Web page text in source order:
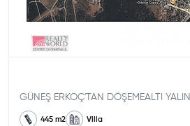
GÜNEŞ ERKOÇ'TAN DÖŞEMEALTI
445 m2 Villa